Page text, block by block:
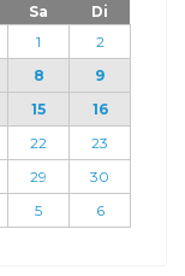
Sa
Di
1
2
8
9
15
16
22
23
29
30
5 6